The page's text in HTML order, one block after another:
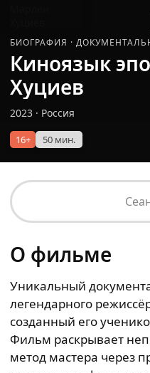
БИОГРАФИЯ ·
Киноязык
Хуциев
2023 · Россия
16+ 50 мин.
О фильме
Уникальный
легендарного
созданный его
Фильм раскрывает
метод мастера через